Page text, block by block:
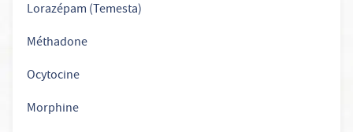
Lorazépam (Temesta)
Méthadone
Ocytocine
Morphine